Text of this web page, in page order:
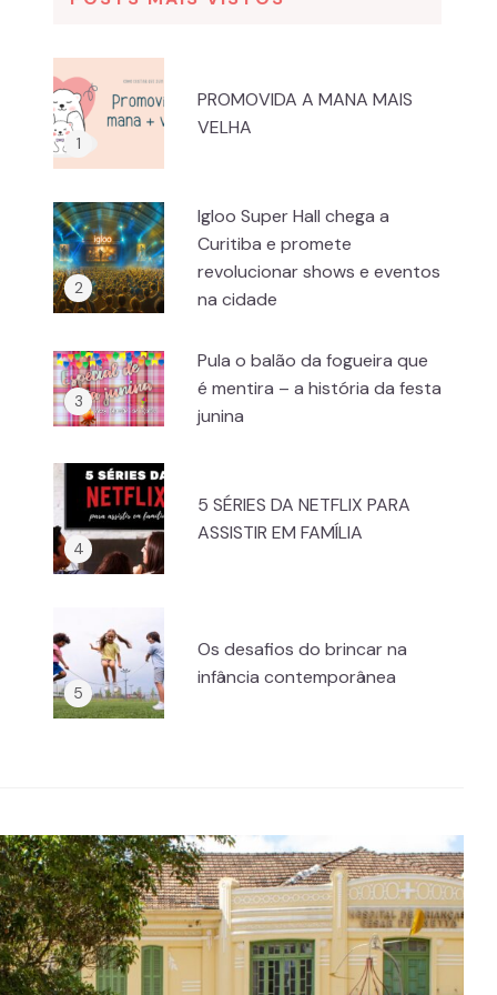
PROMOVIDA A MANA MAIS
VELHA
Igloo Super Hall chega a
Curitiba e promete
revolucionar shows e eventos
na cidade
Pula o balão da fogueira que
é mentira – a história da festa
junina
5 SÉRIES DA NETFLIX PARA
ASSISTIR EM FAMÍLIA
Os desafios do brincar na
infância contemporânea